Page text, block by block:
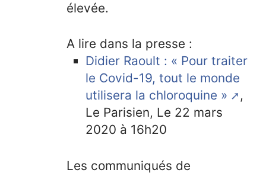
élevée.
A lire dans la presse :
Didier Raoult : « Pour traiter
le Covid-19, tout le monde
utilisera la chloroquine »
,
Le Parisien, Le 22 mars
2020 à 16h20
Les communiqués de